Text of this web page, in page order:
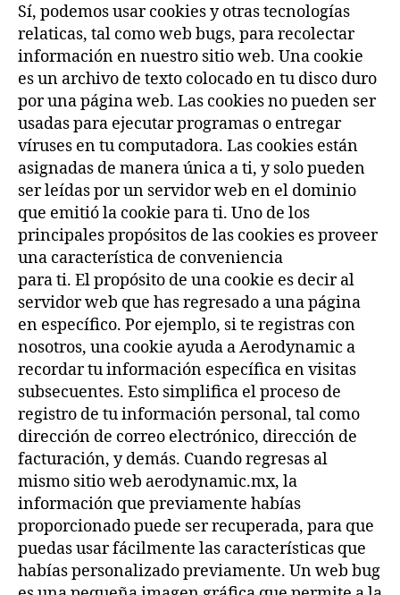
Sí, podemos usar cookies y otras tecnologías
relaticas, tal como web bugs, para recolectar
información en nuestro sitio web. Una cookie
es un archivo de texto colocado en tu disco duro
por una página web. Las cookies no pueden ser
usadas para ejecutar programas o entregar
víruses en tu computadora. Las cookies están
asignadas de manera única a ti, y solo pueden
ser leídas por un servidor web en el dominio
que emitió la cookie para ti. Uno de los
principales propósitos de las cookies es proveer
una característica de conveniencia
para ti. El propósito de una cookie es decir al
servidor web que has regresado a una página
en específico. Por ejemplo, si te registras con
nosotros, una cookie ayuda a Aerodynamic a
recordar tu información específica en visitas
subsecuentes. Esto simplifica el proceso de
registro de tu información personal, tal como
dirección de correo electrónico, dirección de
facturación, y demás. Cuando regresas al
mismo sitio web aerodynamic.mx, la
información que previamente habías
proporcionado puede ser recuperada, para que
puedas usar fácilmente las características que
habías personalizado previamente. Un web bug